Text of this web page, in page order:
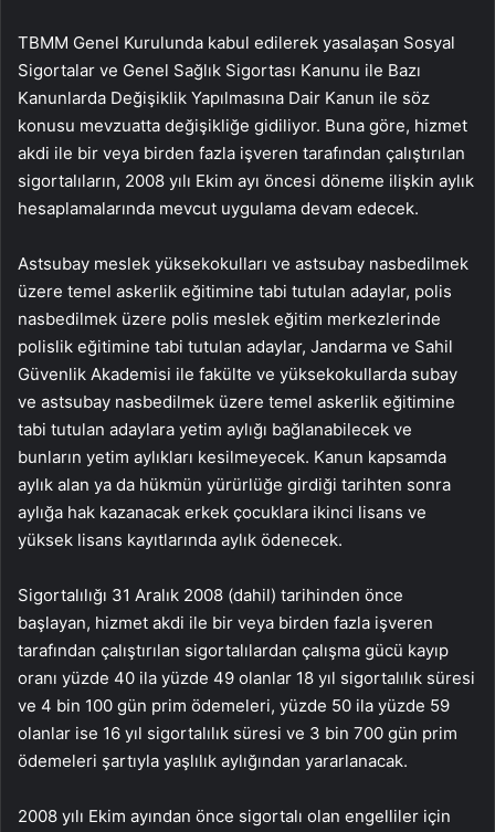
TBMM Genel Kurulunda kabul edilerek yasalaşan Sosyal
Sigortalar ve Genel Sağlık Sigortası Kanunu ile Bazı
Kanunlarda Değişiklik Yapılmasına Dair Kanun ile söz
konusu mevzuatta değişikliğe gidiliyor. Buna göre, hizmet
akdi ile bir veya birden fazla işveren tarafından çalıştırılan
sigortalıların, 2008 yılı Ekim ayı öncesi döneme ilişkin aylık
hesaplamalarında mevcut uygulama devam edecek.
Astsubay meslek yüksekokulları ve astsubay nasbedilmek
üzere temel askerlik eğitimine tabi tutulan adaylar, polis
nasbedilmek üzere polis meslek eğitim merkezlerinde
polislik eğitimine tabi tutulan adaylar, Jandarma ve Sahil
Güvenlik Akademisi ile fakülte ve yüksekokullarda subay
ve astsubay nasbedilmek üzere temel askerlik eğitimine
tabi tutulan adaylara yetim aylığı bağlanabilecek ve
bunların yetim aylıkları kesilmeyecek. Kanun kapsamda
aylık alan ya da hükmün yürürlüğe girdiği tarihten sonra
aylığa hak kazanacak erkek çocuklara ikinci lisans ve
yüksek lisans kayıtlarında aylık ödenecek.
Sigortalılığı 31 Aralık 2008 (dahil) tarihinden önce
başlayan, hizmet akdi ile bir veya birden fazla işveren
tarafından çalıştırılan sigortalılardan çalışma gücü kayıp
oranı yüzde 40 ila yüzde 49 olanlar 18 yıl sigortalılık süresi
ve 4 bin 100 gün prim ödemeleri, yüzde 50 ila yüzde 59
olanlar ise 16 yıl sigortalılık süresi ve 3 bin 700 gün prim
ödemeleri şartıyla yaşlılık aylığından yararlanacak.
2008 yılı Ekim ayından önce sigortalı olan engelliler için